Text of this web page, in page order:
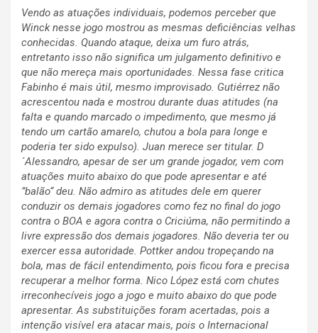
Vendo as atuações individuais, podemos perceber que
Winck nesse jogo mostrou as mesmas deficiências velhas
conhecidas. Quando ataque, deixa um furo atrás,
entretanto isso não significa um julgamento definitivo e
que não mereça mais oportunidades. Nessa fase critica
Fabinho é mais útil, mesmo improvisado. Gutiérrez não
acrescentou nada e mostrou durante duas atitudes (na
falta e quando marcado o impedimento, que mesmo já
tendo um cartão amarelo, chutou a bola para longe e
poderia ter sido expulso). Juan merece ser titular. D
´Alessandro, apesar de ser um grande jogador, vem com
atuações muito abaixo do que pode apresentar e até
”balão“ deu. Não admiro as atitudes dele em querer
conduzir os demais jogadores como fez no final do jogo
contra o BOA e agora contra o Criciúma, não permitindo a
livre expressão dos demais jogadores. Não deveria ter ou
exercer essa autoridade. Pottker andou tropeçando na
bola, mas de fácil entendimento, pois ficou fora e precisa
recuperar a melhor forma. Nico López está com chutes
irreconhecíveis jogo a jogo e muito abaixo do que pode
apresentar. As substituições foram acertadas, pois a
intenção visível era atacar mais, pois o Internacional